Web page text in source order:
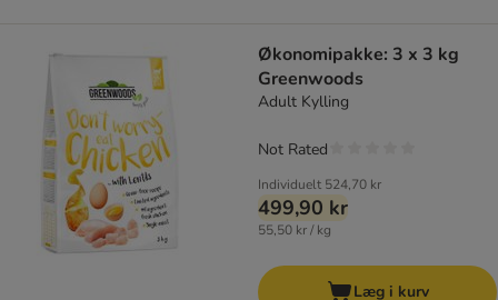
Økonomipakke: 3 x 3 kg
Greenwoods
Adult Kylling
Individuelt 524,70 kr
499,90 kr
55,50 kr / kg
Not Rated
Læg i kurv